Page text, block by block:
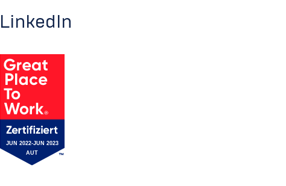
LinkedIn